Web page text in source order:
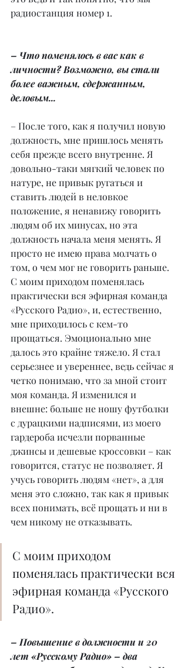
радиостанция номер 1.
– Что поменялось в вас как в
личности? Возможно, вы стали
более важным, сдержанным,
деловым...
– После того, как я получил новую
должность, мне пришлось менять
себя прежде всего внутренне. Я
довольно-таки мягкий человек по
натуре, не привык ругаться и
ставить людей в неловкое
положение, я ненавижу говорить
людям об их минусах, но эта
должность начала меня менять. Я
просто не имею права молчать о
том, о чем мог не говорить раньше.
С моим приходом поменялась
практически вся эфирная команда
«Русского Радио», и, естественно,
мне приходилось с кем-то
прощаться. Эмоционально мне
далось это крайне тяжело. Я стал
серьезнее и увереннее, ведь сейчас я
четко понимаю, что за мной стоит
моя команда. Я изменился и
внешне: больше не ношу футболки
с дурацкими надписями, из моего
гардероба исчезли порванные
джинсы и дешевые кроссовки – как
говорится, статус не позволяет. Я
учусь говорить людям «нет», а для
меня это сложно, так как я привык
всех понимать, всё прощать и ни в
чем никому не отказывать.
С моим приходом
поменялась практически вся
эфирная команда «Русского
Радио».
– Повышение в должности и 20
лет «Русскому Радио» – два